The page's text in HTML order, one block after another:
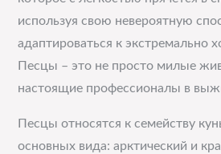
используя свою невероятную
адаптироваться к экстремально
Песцы – это не просто милые
настоящие профессионалы в
Песцы относятся к семейству
основных вида: арктический и